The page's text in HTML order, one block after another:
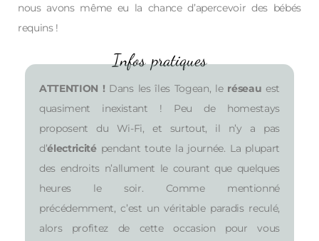
nous avons même eu la chance d’apercevoir des bébés
requins !
Infos pratiques
ATTENTION !Dans les îles Togean, le réseau est
quasiment inexistant ! Peu de homestays
proposent du Wi-Fi, et surtout, il n’y a pas
d’électricitépendant toute la journée. La plupart
des endroits n’allument le courant que quelques
heures le soir. Comme mentionné
précédemment, c’est un véritable paradis reculé,
alors profitez de cette occasion pour vous